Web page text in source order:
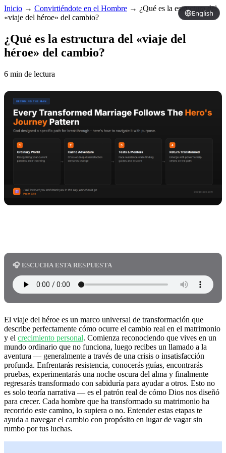
English
Inicio → Convirtiéndote en el Hombre → ¿Qué es la estructura del
«viaje del héroe» del cambio?
¿Qué es la estructura del «viaje del
héroe» del cambio?
6 min de lectura
🎧 ESCUCHA ESTA RESPUESTA
El viaje del héroe es un marco universal de transformación que
describe perfectamente cómo ocurre el cambio real en el matrimonio
y el crecimiento personal. Comienza reconociendo que vives en un
mundo ordinario que no funciona, luego recibes un llamado a la
aventura — generalmente a través de una crisis o insatisfacción
profunda. Enfrentarás resistencia, conocerás guías, encontrarás
pruebas, experimentarás una noche oscura del alma y finalmente
regresarás transformado con sabiduría para ayudar a otros. Esto no
es solo teoría narrativa — es el patrón real de cómo Dios nos diseñó
para crecer. Cada hombre que ha transformado su matrimonio ha
recorrido este camino, lo supiera o no. Entender estas etapas te
ayuda a navegar el cambio con propósito en lugar de vagar sin
rumbo por tus luchas.